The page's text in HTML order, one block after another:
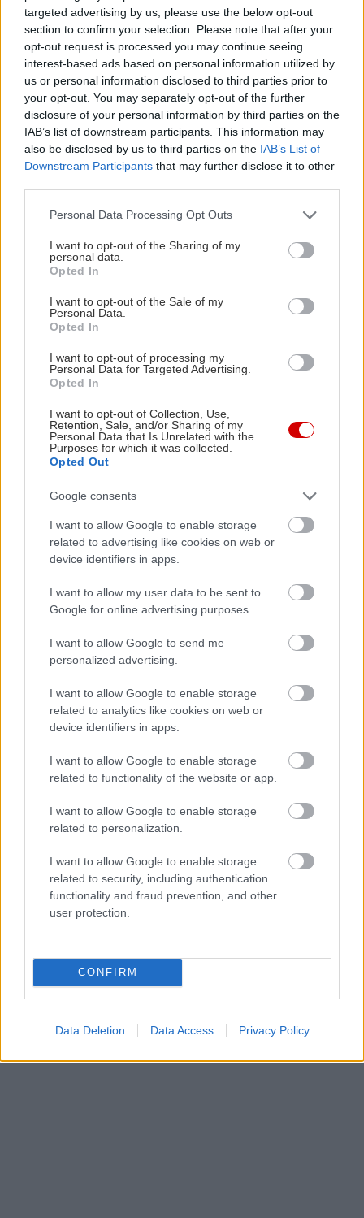
targeted advertising by us, please use the below opt-out
section to confirm your selection. Please note that after your
opt-out request is processed you may continue seeing
interest-based ads based on personal information utilized by
us or personal information disclosed to third parties prior to
your opt-out. You may separately opt-out of the further
disclosure of your personal information by third parties on the
IAB’s list of downstream participants. This information may
also be disclosed by us to third parties on the IAB’s List of
Downstream Participants that may further disclose it to other
Please note that this website/app uses one or more Google
not limited to your visit or usage behaviour. You may click to
grant or deny consent to Google and its third-party tags to
use your data for below specified purposes in below Google
consent section.
Personal Data Processing Opt Outs
I want to opt-out of the Sharing of my
personal data.
Opted In
I want to opt-out of the Sale of my
Personal Data.
Opted In
I want to opt-out of processing my
Personal Data for Targeted Advertising.
Opted In
I want to opt-out of Collection, Use,
Retention, Sale, and/or Sharing of my
Personal Data that Is Unrelated with the
Purposes for which it was collected.
Opted Out
Google consents
I want to allow Google to enable storage
related to advertising like cookies on web or
device identifiers in apps.
I want to allow my user data to be sent to
Google for online advertising purposes.
I want to allow Google to send me
personalized advertising.
I want to allow Google to enable storage
related to analytics like cookies on web or
device identifiers in apps.
I want to allow Google to enable storage
related to functionality of the website or app.
I want to allow Google to enable storage
related to personalization.
I want to allow Google to enable storage
related to security, including authentication
functionality and fraud prevention, and other
user protection.
CONFIRM
Data Deletion Data Access Privacy Policy
μοντέλων, το νέο RZ θα διευρύνει την απήχησή
του στην αγορά, ικανοποιώντας ένα μεγαλύτερο
φάσμα αναγκών και προτιμήσεων των οδηγών.
Η απόδοση της μπαταρίας ιόντων λιθίου υψηλής
ισχύος έχει αναβαθμιστεί με βελτιώσεις και αύξηση
του αριθμού των κυψελών της. Με τη σειρά του,
αυτό επιτρέπει στον ηλεκτροκινητήρα του eAxle
σημαίνει όχι μόνο καλύτερη επιτάχυνση με το
γκάζι στο τέρμα και υψηλές επιδόσεις ως προς
την τελική ταχύτητα, αλλά και μια πιο
συναρπαστική εμπειρία οδήγησης με ταχύτερη
απόκριση εν κινήσει.
Αυξημένη αυτονομία
Οι τεχνικές αναβαθμίσεις στο σύστημα κίνησης
του RZ έχουν επιφέρει σημαντικές βελτιώσεις στον
τομέα της αυτονομίας. Σημείο αναφοράς αυτών
είναι η μείωση των απωλειών ισχύος στον άξονα
eAxle, η αυξημένη χωρητικότητα της μπαταρίας
και η βελτιστοποίηση των συστημάτων ελέγχου.
Προσωρινά δεδομένα δείχνουν ότι η αυτονομία
του νέου RZ έχει αυξηθεί κατά έως και 100
χιλιόμετρα, ανάλογα με το μοντέλο και την τελική
έγκριση τύπου.
Η παγκόσμια αποκάλυψη του μοντέλου ανοίγει το
ευρωπαϊκή αγορά από το φθινόπωρο του 2025.